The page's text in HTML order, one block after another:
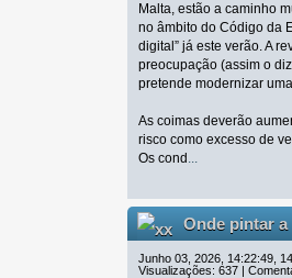
Malta, estão a caminho
no âmbito do Código da
digital” já este verão. A
preocupação (assim o
pretende modernizar
As coimas deverão
risco como excesso de
Os cond ...
Onde pintar
Junho 03, 2026, 14:22:49,
Visualizações: 637 |